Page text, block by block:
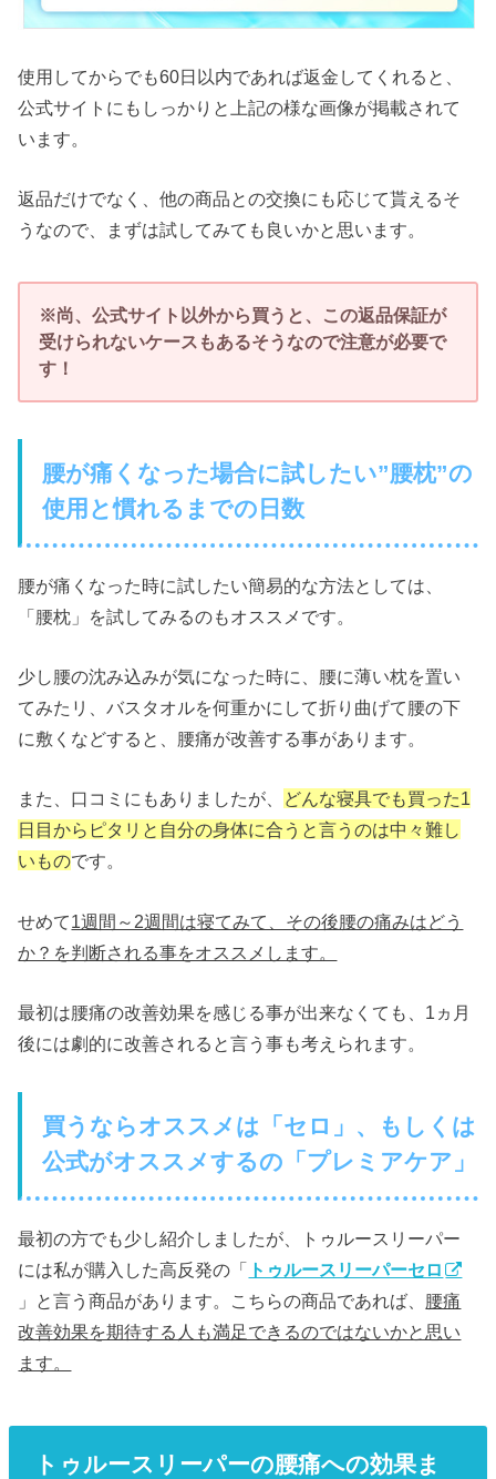
使用してからでも60日以内であれば返金してくれると、
公式サイトにもしっかりと上記の様な画像が掲載されて
います。
返品だけでなく、他の商品との交換にも応じて貰えるそ
うなので、まずは試してみても良いかと思います。
※尚、公式サイト以外から買うと、この返品保証が
受けられないケースもあるそうなので注意が必要で
す！
腰が痛くなった場合に試したい”腰枕”の
使用と慣れるまでの日数
腰が痛くなった時に試したい簡易的な方法としては、
「腰枕」を試してみるのもオススメです。
少し腰の沈み込みが気になった時に、腰に薄い枕を置い
てみたリ、バスタオルを何重かにして折り曲げて腰の下
に敷くなどすると、腰痛が改善する事があります。
また、口コミにもありましたが、 どんな寝具でも買った1
日目からピタリと自分の身体に合うと言うのは中々難し
いものです。
せめて1週間～2週間は寝てみて、その後腰の痛みはどう
か？を判断される事をオススメします。
最初は腰痛の改善効果を感じる事が出来なくても、1ヵ月
後には劇的に改善されると言う事も考えられます。
買うならオススメは「セロ」、もしくは
公式がオススメするの「プレミアケア」
最初の方でも少し紹介しましたが、トゥルースリーパー
には私が購入した高反発の「 トゥルースリーパーセロ
」と言う商品があります。こちらの商品であれば、 腰痛
改善効果を期待する人も満足できるのではないかと思い
ます。
トゥルースリーパーの腰痛への効果ま